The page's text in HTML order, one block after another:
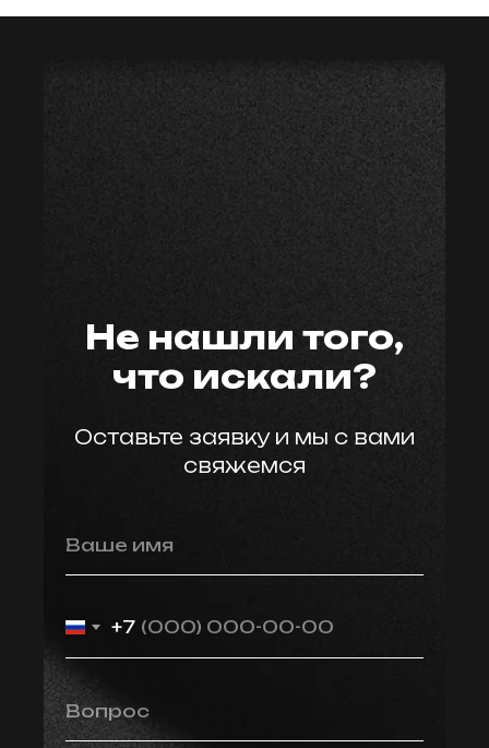
Не нашли того,
что искали?
Оставьте заявку и мы с вами
свяжемся
Ваше имя
+7
Вопрос